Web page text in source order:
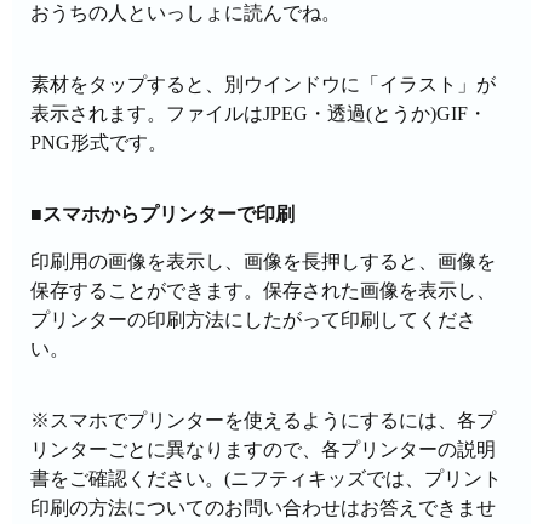
おうちの人といっしょに読んでね。
素材をタップすると、別ウインドウに「イラスト」が
表示されます。ファイルはJPEG・透過(とうか)GIF・
PNG形式です。
■スマホからプリンターで印刷
印刷用の画像を表示し、画像を長押しすると、画像を
保存することができます。保存された画像を表示し、
プリンターの印刷方法にしたがって印刷してくださ
い。
※スマホでプリンターを使えるようにするには、各プ
リンターごとに異なりますので、各プリンターの説明
書をご確認ください。(ニフティキッズでは、プリント
印刷の方法についてのお問い合わせはお答えできませ